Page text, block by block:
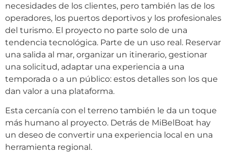
necesidades de los clientes, pero también las de los
operadores, los puertos deportivos y los profesionales
del turismo. El proyecto no parte solo de una
tendencia tecnológica. Parte de un uso real. Reservar
una salida al mar, organizar un itinerario, gestionar
una solicitud, adaptar una experiencia a una
temporada o a un público: estos detalles son los que
dan valor a una plataforma.
Esta cercanía con el terreno también le da un toque
más humano al proyecto. Detrás de MiBelBoat hay
un deseo de convertir una experiencia local en una
herramienta regional.